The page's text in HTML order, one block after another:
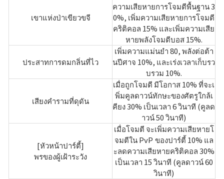
เขาแห่งป่าเขียวขจี
ความเสียหายการโจมตีพื้นฐาน 3
0%, เพิ่มความเสียหายการโจมตี
คริติคอล 15% และเพิ่มความเสีย
หายพลังโจมตีบอส 15%.
ประสาทการดมกลิ่นที่ไว
เพิ่มความแม่นยํา 80, พลังต่อต้า
นปีศาจ 10%, และเร่งเวลาเก็บรว
บรวม 10%.
เสียงคำรามที่ดุดัน
เมื่อถูกโจมตี มีโอกาส 10% ที่จะเ
พิ่มคูลดาวน์ทักษะของศัตรูใกล้เ
คียง 30% เป็นเวลา 6 วินาที (คูลด
าวน์ 50 วินาที)
[หัวหน้าปาร์ตี้]
พรของผู้เฝ้าระวัง
เมื่อโจมตี จะเพิ่มความเสียหายโ
จมตีใน PvP ของปาร์ตี้ 10% แล
ะลดความเสียหายคริติคอล 30%
เป็นเวลา 15 วินาที (คูลดาวน์ 60
วินาที)